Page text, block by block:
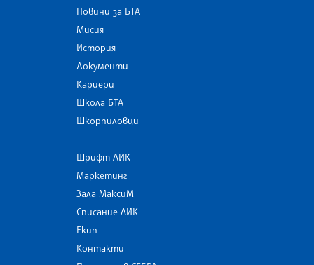
Новини за БТА
Мисия
История
Документи
Кариери
Школа БТА
Шкорпиловци
Шрифт ЛИК
Маркетинг
Зала МаксиМ
Списание ЛИК
Екип
Контакти